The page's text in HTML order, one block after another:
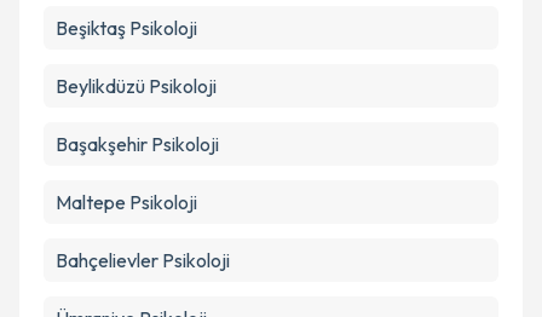
Beşiktaş Psikoloji
Beylikdüzü Psikoloji
Başakşehir Psikoloji
Maltepe Psikoloji
Bahçelievler Psikoloji